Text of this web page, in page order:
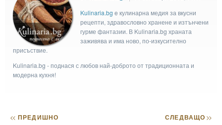
Kulinaria.bg e кулинарна медия за вкусни
рецепти, здравословно хранене и изтънчени
гурме фантазии. В Kulinaria.bg храната
заживява и има ново, по-изкусително
присъствие.
Kulinaria.bg - поднася с любов най-доброто от традиционната и
модерна кухня!
<< ПРЕДИШНО СЛЕДВАЩО>>